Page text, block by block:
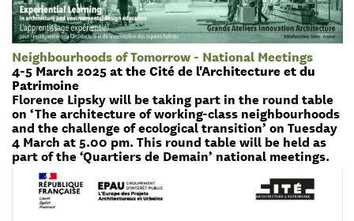
Neighbourhoods of Tomorrow - National Meetings
4-5 March 2025 at the Cité de l'Architecture et du
Patrimoine
Florence Lipsky will be taking part in the round table
on ‘The architecture of working-class neighbourhoods
and the challenge of ecological transition’ on Tuesday
4 March at 5.00 pm. This round table will be held as
part of the ‘Quartiers de Demain’ national meetings.